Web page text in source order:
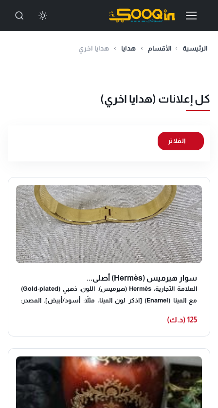
الرئيسية الأقسام هدايا هدايا اخري
كل إعلانات (هدايا اخري)
الفلاتر
سوار هيرميس (Hermès) أصلي...
العلامة التجارية: Hermès (هيرميس). اللون: ذهبي (Gold-plated)
مع المينا (Enamel) [اذكر لون المينا، مثلاً: أسود/أبيض]. المصدر:
[حدد الحالة، مثلاً: ممتازة جداً / أخو الجديد / مستخدم حشمة]. الأختام:
جميع أختام الأصالة محفورة بدقة على الجهة الداخلية (اسم البراند +
كود التصنيع + بلد المنشأ).
125 (د.ك)